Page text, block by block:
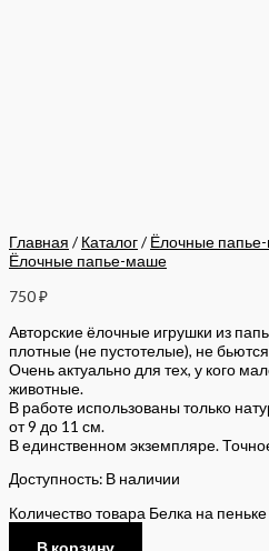
Главная / Каталог/ Ёлочные
Ёлочные папье-маше
750₽
Авторские ёлочные игрушки из
плотные (не пустотелые), не
Очень актуально для тех, у кого
животные.
В работе использованы только
от 9 до 11 см.
В единственном экземпляре.
Доступность: В наличии
Количество товара Белка на пеньке
В корзину